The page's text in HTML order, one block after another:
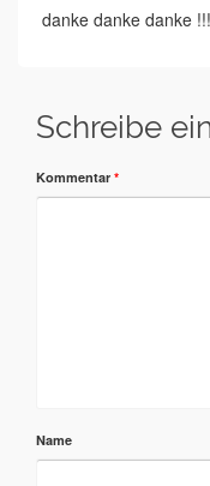
danke danke danke !!!
Schreibe
Kommentar *
Name